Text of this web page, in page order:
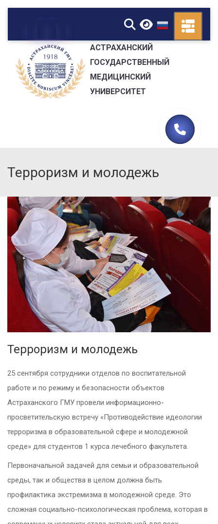
▼
АСТРАХАНСКИЙ
ГОСУДАРСТВЕННЫЙ
МЕДИЦИНСКИЙ
УНИВЕРСИТЕТ
Терроризм и молодежь
Терроризм и молодежь
25 сентября сотрудники отделов по воспитательной
работе и по режиму и безопасности объектов
Астраханского ГМУ провели информационно-
просветительскую встречу «Противодействие идеологии
терроризма в образовательной сфере и молодежной
среде» для студентов 1 курса лечебного факультета.
Первоначальной задачей для семьи и образовательной
среды, так и общества в целом должна быть
профилактика экстремизма в молодежной среде. Это
сложная социально-психологическая проблема, которая в